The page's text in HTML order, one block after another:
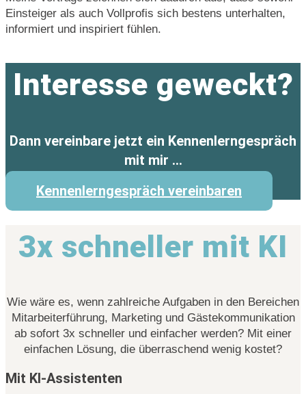
Einsteiger als auch Vollprofis sich bestens unterhalten,
informiert und inspiriert fühlen.
Interesse geweckt?
Dann vereinbare jetzt ein Kennenlerngespräch
mit mir …
Kennenlerngespräch vereinbaren
3x schneller mit KI
Wie wäre es, wenn zahlreiche Aufgaben in den Bereichen
Mitarbeiterführung, Marketing und Gästekommunikation
ab sofort 3x schneller und einfacher werden? Mit einer
einfachen Lösung, die überraschend wenig kostet?
Mit KI-Assistenten